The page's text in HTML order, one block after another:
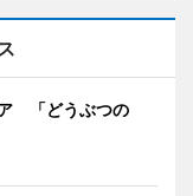
「どうぶつの